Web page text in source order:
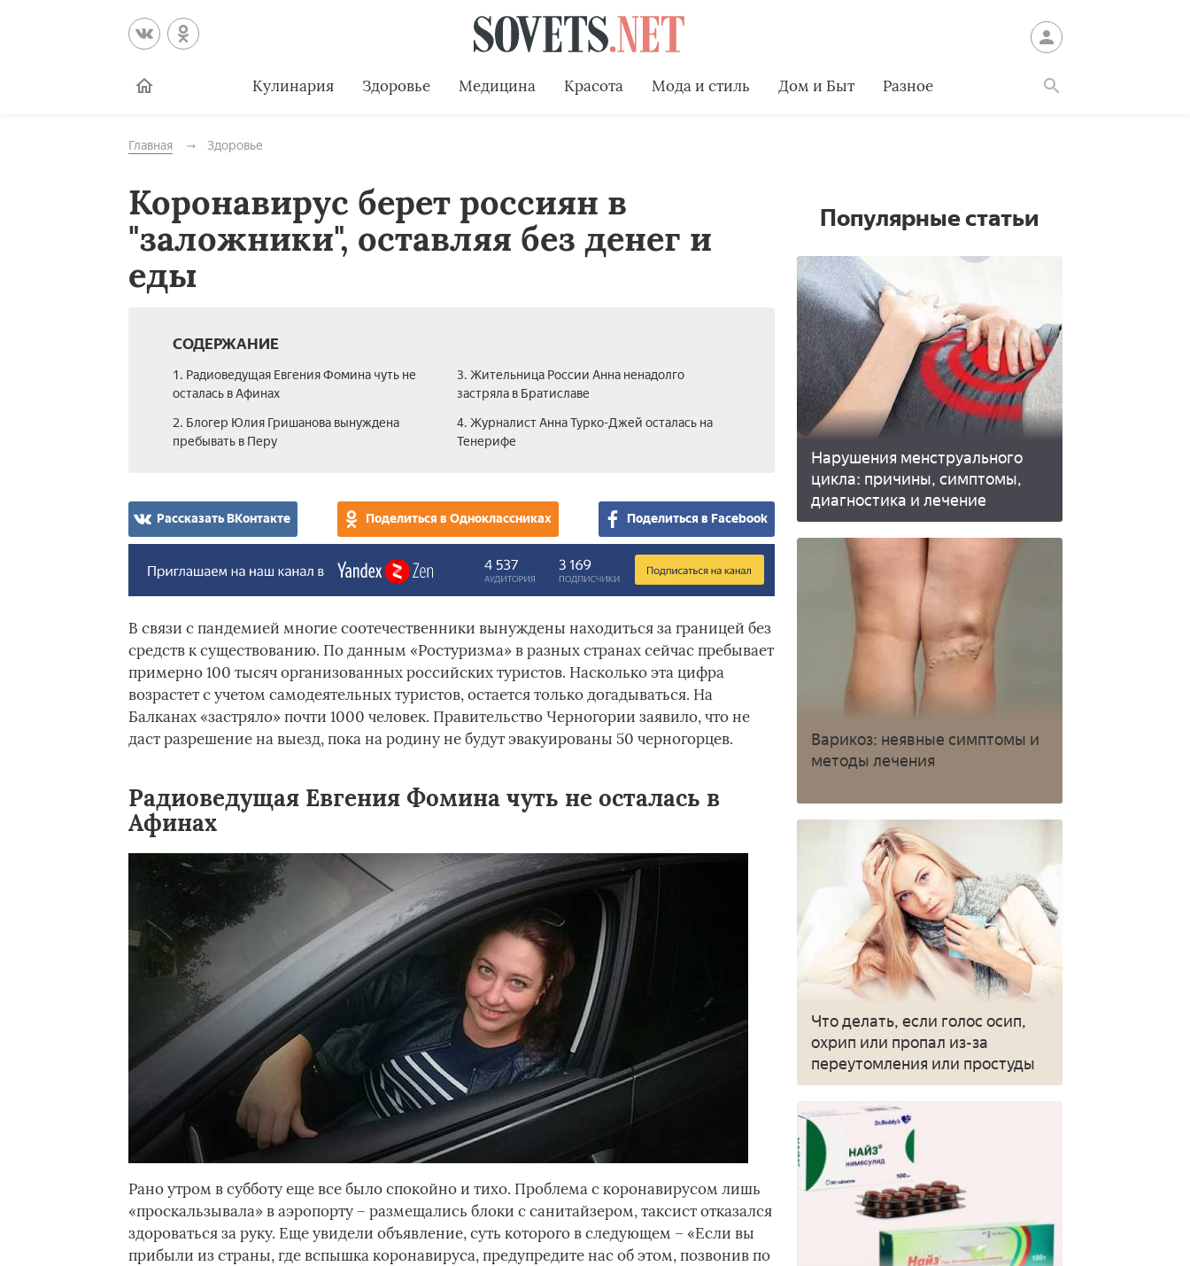
Кулинария Здоровье Медицина Красота Мода и стиль Дом и Быт Разное
Главная Здоровье
Коронавирус берет россиян в
"заложники", оставляя без денег и
еды
СОДЕРЖАНИЕ
1. Радиоведущая Евгения Фомина чуть не
осталась в Афинах
2. Блогер Юлия Гришанова вынуждена
пребывать в Перу
3. Жительница России Анна ненадолго
застряла в Братиславе
4. Журналист Анна Турко-Джей осталась на
Тенерифе
Рассказать ВКонтакте Поделиться в Одноклассниках Поделиться в Facebook
В связи с пандемией многие соотечественники вынуждены находиться за границей без
средств к существованию. По данным «Ростуризма» в разных странах сейчас пребывает
примерно 100 тысяч организованных российских туристов. Насколько эта цифра
возрастет с учетом самодеятельных туристов, остается только догадываться. На
Балканах «застряло» почти 1000 человек. Правительство Черногории заявило, что не
даст разрешение на выезд, пока на родину не будут эвакуированы 50 черногорцев.
Радиоведущая Евгения Фомина чуть не осталась в
Афинах
Рано утром в субботу еще все было спокойно и тихо. Проблема с коронавирусом лишь
«проскальзывала» в аэропорту – размещались блоки с санитайзером, таксист отказался
здороваться за руку. Еще увидели объявление, суть которого в следующем – «Если вы
прибыли из страны, где вспышка коронавируса, предупредите нас об этом, позвонив по
Популярные статьи
Нарушения менструального
цикла: причины, симптомы,
диагностика и лечение
Варикоз: неявные симптомы и
методы лечения
Что делать, если голос осип,
охрип или пропал из-за
переутомления или простуды